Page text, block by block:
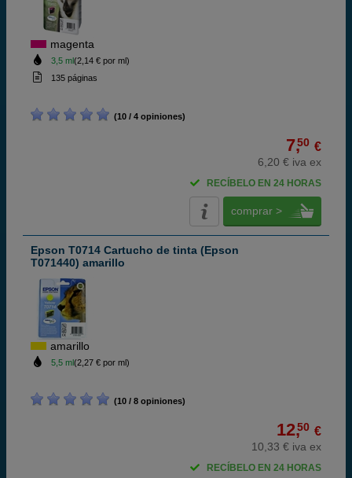
magenta
3,5 ml(2,14 € por ml)
135 páginas
(10 / 4 opiniones)
7,50 €
6,20 € iva ex
RECÍBELO EN 24 HORAS
comprar >
Epson T0714 Cartucho de tinta (Epson
T071440) amarillo
amarillo
5,5 ml(2,27 € por ml)
(10 / 8 opiniones)
12,50 €
10,33 € iva ex
RECÍBELO EN 24 HORAS